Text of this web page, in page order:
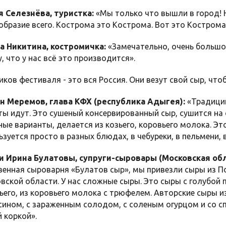
Селезнёва, туристка: «Мы только что вышли в город!
всего. Кострома это Кострома. Вот это
Никитина, костромичка: «Замечательно, очень
что у нас всё это производится».
фестиваля - это вся Россия. Они везут свой сыр,
Меремов, глава КФХ (республика Адыгея):
идут. Это сушеный консервированный сыр, сушится
варианты, делается из козьего, коровьего молока.
просто в разных блюдах, в чебуреки, в пельмени,
Ирина Булатовы, супруги-сыровары (Московская
сыроварня «Булатов сыр», мы привезли сыры из
области. У нас сложные сыры. Это сыры с голубой
из коровьего молока с трюфелем. Авторские сыры
с зараженным солодом, с соленым огурцом и со